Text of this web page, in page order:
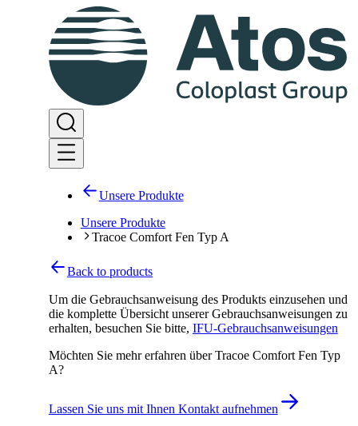
Unsere Produkte
Unsere Produkte
Tracoe Comfort Fen Typ A
Back to products
Um die Gebrauchsanweisung des Produkts einzusehen und
die komplette Übersicht unserer Gebrauchsanweisungen zu
erhalten, besuchen Sie bitte, IFU-Gebrauchsanweisungen
Möchten Sie mehr erfahren über Tracoe Comfort Fen Typ
A?
Lassen Sie uns mit Ihnen Kontakt aufnehmen